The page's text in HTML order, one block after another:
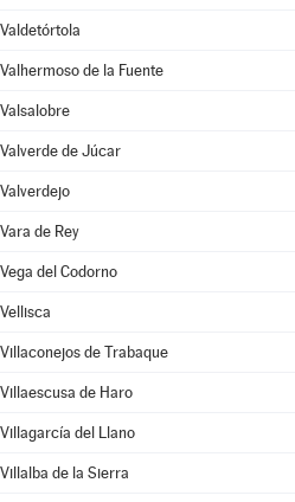
Valdetórtola
Valhermoso de la Fuente
Valsalobre
Valverde de Júcar
Valverdejo
Vara de Rey
Vega del Codorno
Vellisca
Villaconejos de Trabaque
Villaescusa de Haro
Villagarcía del Llano
Villalba de la Sierra